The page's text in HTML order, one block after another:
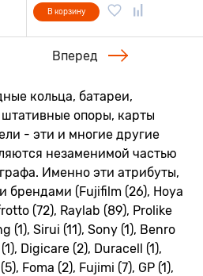
В корзину
Вперед
кольца, батареи,
опоры, карты
- эти и многие другие
незаменимой частью
Именно эти атрибуты,
брендами (Fujifilm (26), Hoya
(72), Raylab (89), Prolike
(1), Sirui (11), Sony (1), Benro
Digicare (2), Duracell (1),
Foma (2), Fujimi (7), GP (1),